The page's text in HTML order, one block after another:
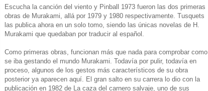
Escucha la canción del viento y Pinball 1973 fueron las dos primeras
obras de Murakami, allá por 1979 y 1980 respectivamente. Tusquets
las publica ahora en un solo tomo, siendo las únicas novelas de H.
Murakami que quedaban por traducir al español.
Como primeras obras, funcionan más que nada para comprobar como
se iba gestando el mundo Murakami. Todavía por pulir, todavía en
proceso, algunos de los gestos más característicos de su obra
posterior ya aparecen aquí. El gran salto en su carrera lo dio con la
publicación en 1982 de La caza del carnero salvaje, uno de sus